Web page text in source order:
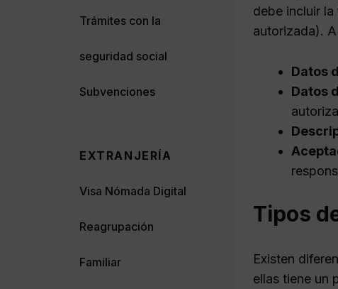
debe incluir
autorizada).
Datos
Datos
Tipos
Existen
ellas tiene un
Trámites con la
seguridad social
Subvenciones
EXTRANJERÍA
Visa Nómada Digital
Reagrupación
Familiar